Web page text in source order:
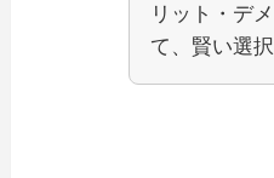
リット・デ
て、賢い選